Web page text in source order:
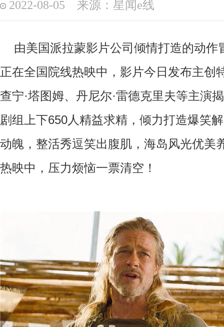
2022-08-05 来源：星闻e线
由美国派拉蒙影片公司倾情打造的动作
正在全国院线热映中，影片今日发布主创
查宁·塔图姆、丹尼尔·雷德克里夫等主演
剧组上下650人精益求精，倾力打造爆笑
动魄，整活秀逗笑出腹肌，海岛风光优美
热映中，压力烦恼一票清空！